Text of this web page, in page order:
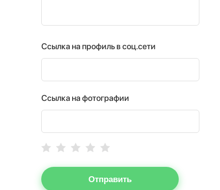
Ссылка на профиль в соц.сети
Ссылка на фотографии
Отправить